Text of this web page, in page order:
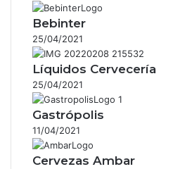
Bebinter
25/04/2021
Líquidos Cervecería
25/04/2021
Gastrópolis
11/04/2021
Cervezas Ambar